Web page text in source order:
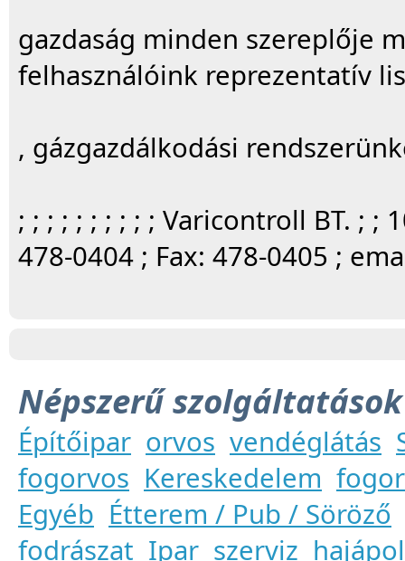
gazdaság minden szereplője
felhasználóink reprezentatív
, gázgazdálkodási
; ; ; ; ; ; ; ; ; ; Varicontroll BT. ; ;
478-0404 ; Fax: 478-0405 ;
Népszerű szolgáltatások
Építőipar orvos vendéglátás
fogorvos Kereskedelem
Egyéb Étterem / Pub / Söröző
fodrászat Ipar szerviz